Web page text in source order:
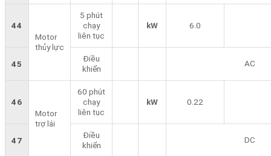
44
Motor
thủy lực
5 phút
chạy
liên tục
kW 6.0
45
Điều
khiển
AC
46
Motor
trợ lái
60 phút
chạy
liên tục
kW 0.22
47
Điều
khiển
DC